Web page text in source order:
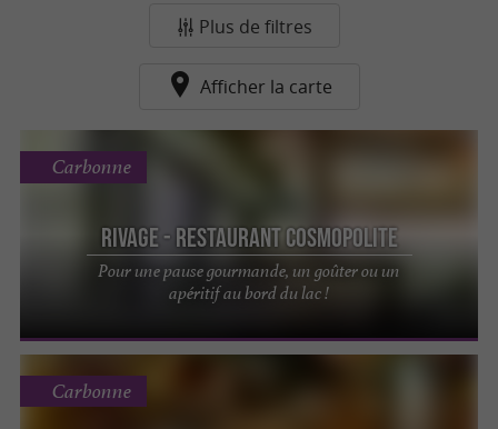
Plus de filtres
Afficher la carte
Rivage - Restaurant cosmopolite
Pour une pause gourmande, un goûter ou un
apéritif au bord du lac !
Carbonne
Carbonne